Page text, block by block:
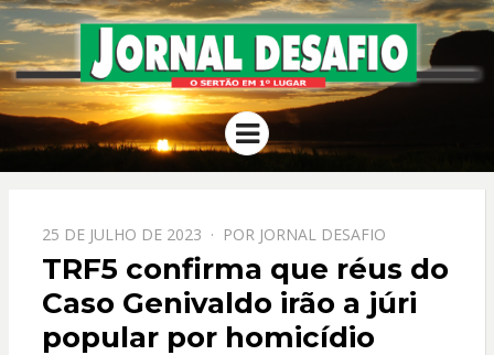
JORNAL
DESAFIO
O Sertão em 1º Lugar
Menu
PPOSTADO
EM
25 DE JULHO DE 2023 POR JORNAL DESAFIO
TRF5 confirma que réus do
Caso Genivaldo irão a júri
popular por homicídio